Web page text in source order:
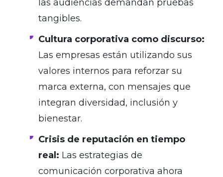
las audiencias demandan pruebas
tangibles.
Cultura corporativa como discurso:
Las empresas están utilizando sus
valores internos para reforzar su
marca externa, con mensajes que
integran diversidad, inclusión y
bienestar.
Crisis de reputación en tiempo
real: Las estrategias de
comunicación corporativa ahora